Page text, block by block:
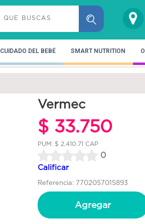
CUIDADO DEL BEBÉ SMART NUTRITION
Vermec
$ 33.750
PUM: $ 2,410.71 CAP
0
Calificar
Referencia: 7702057015893
Agregar